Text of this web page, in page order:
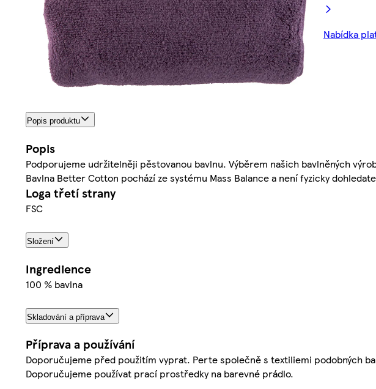
Nabídka
Popis produktu
Popis
Podporujeme udržitelněji pěstovanou bavlnu. Výběrem našich bavlněných
Bavlna Better Cotton pochází ze systému Mass Balance a není fyzicky
Loga třetí strany
FSC
Složení
Ingredience
100 % bavlna
Skladování a příprava
Příprava a používání
Doporučujeme před použitím vyprat. Perte společně s textiliemi podobných
Doporučujeme používat prací prostředky na barevné prádlo.